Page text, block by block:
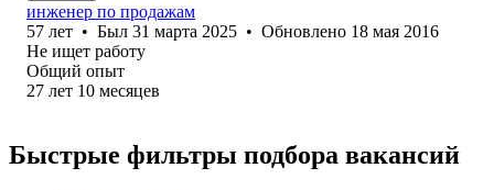
инженер по продажам
57 лет • Был 31 марта 2025 • Обновлено 18 мая 2016
Не ищет работу
Общий опыт
27 лет 10 месяцев
Быстрые фильтры подбора вакансий